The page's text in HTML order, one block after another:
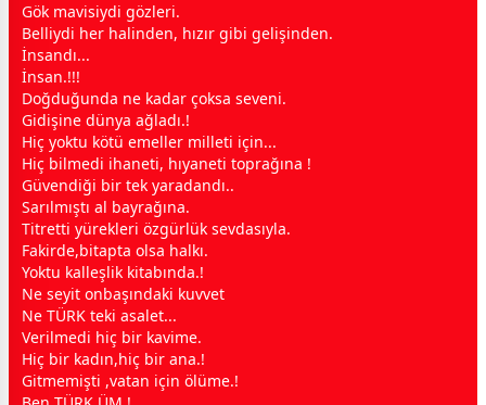
Gök mavisiydi gözleri.
Belliydi her halinden, hızır gibi gelişinden.
İnsandı...
İnsan.!!!
Doğduğunda ne kadar çoksa seveni.
Gidişine dünya ağladı.!
Hiç yoktu kötü emeller milleti için...
Hiç bilmedi ihaneti, hıyaneti toprağına !
Güvendiği bir tek yaradandı..
Sarılmıştı al bayrağına.
Titretti yürekleri özgürlük sevdasıyla.
Fakirde,bitapta olsa halkı.
Yoktu kalleşlik kitabında.!
Ne seyit onbaşındaki kuvvet
Ne TÜRK teki asalet...
Verilmedi hiç bir kavime.
Hiç bir kadın,hiç bir ana.!
Gitmemişti ,vatan için ölüme.!